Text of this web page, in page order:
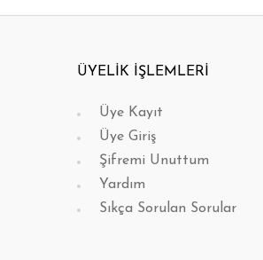
ÜYELİK İŞLEMLERİ
Üye Kayıt
Üye Giriş
Şifremi Unuttum
Yardım
Sıkça Sorulan Sorular